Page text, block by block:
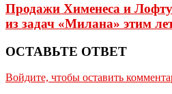
Продажи Хименеса и
из задач «Милана» этим
ОСТАВЬТЕ ОТВЕТ
Войдите, чтобы оставить